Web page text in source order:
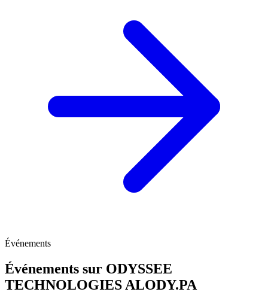
Événements
Événements sur ODYSSEE
TECHNOLOGIES ALODY.PA